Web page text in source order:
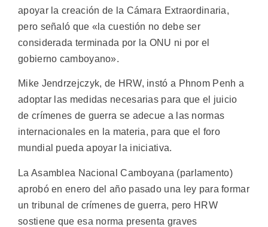
apoyar la creación de la Cámara Extraordinaria,
pero señaló que «la cuestión no debe ser
considerada terminada por la ONU ni por el
gobierno camboyano».
Mike Jendrzejczyk, de HRW, instó a Phnom Penh a
adoptar las medidas necesarias para que el juicio
de crímenes de guerra se adecue a las normas
internacionales en la materia, para que el foro
mundial pueda apoyar la iniciativa.
La Asamblea Nacional Camboyana (parlamento)
aprobó en enero del año pasado una ley para formar
un tribunal de crímenes de guerra, pero HRW
sostiene que esa norma presenta graves